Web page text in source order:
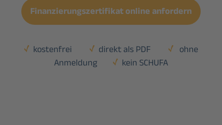
Finanzierungszertifikat online anfordern
kostenfrei direkt als PDF
ohne
Anmeldung
kein SCHUFA